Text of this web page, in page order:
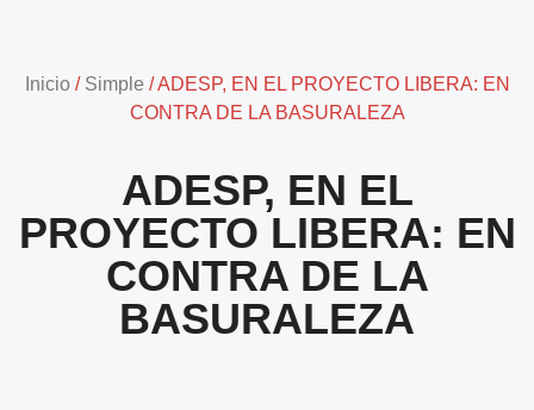
Inicio/ Simple /ADESP, EN EL PROYECTO LIBERA: EN
CONTRA DE LA BASURALEZA
ADESP, EN EL
PROYECTO LIBERA: EN
CONTRA DE LA
BASURALEZA